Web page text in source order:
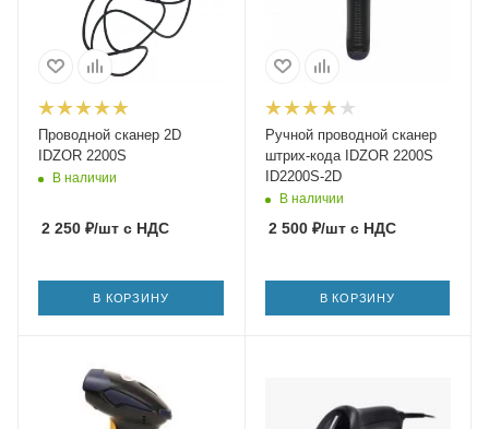
Проводной сканер 2D
IDZOR 2200S
В наличии
2 250 ₽/шт с НДС
В КОРЗИНУ
Ручной проводной сканер
штрих-кода IDZOR 2200S
ID2200S-2D
В наличии
2 500₽/штс НДС
В КОРЗИНУ